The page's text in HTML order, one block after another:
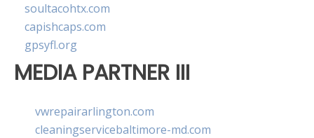
soultacohtx.com
capishcaps.com
gpsyfl.org
MEDIA PARTNER III
vwrepairarlington.com
cleaningservicebaltimore-md.com